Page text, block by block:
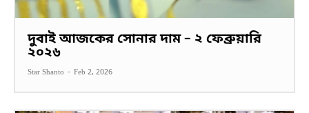
দুবাই আজকের সোনার দাম – ২ ফেব্রুয়ারি
২০২৬
Star Shanto - Feb 2, 2026